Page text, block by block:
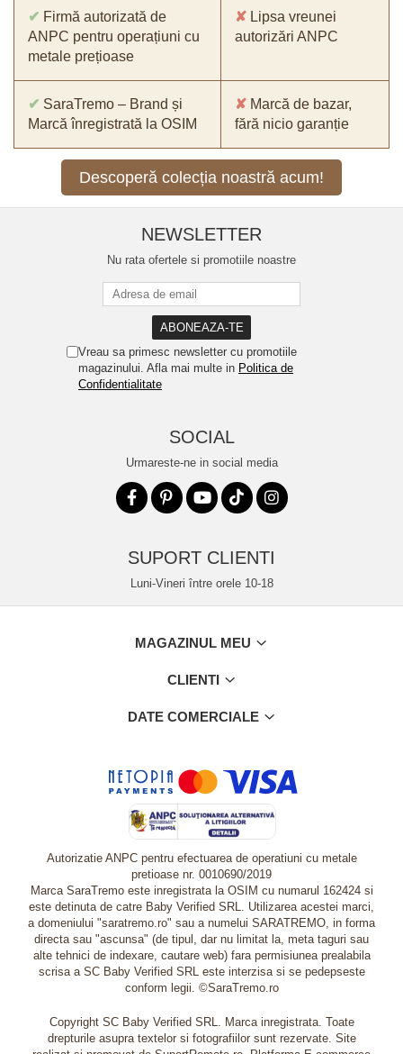
✔ Firmă autorizată de
ANPC pentru operațiuni cu
metale prețioase
✘ Lipsa vreunei
autorizări ANPC
✔ SaraTremo – Brand și
Marcă înregistrată la OSIM
✘ Marcă de bazar,
fără nicio garanție
Descoperă colecția noastră acum!
NEWSLETTER
Nu rata ofertele si promotiile noastre
Vreau sa primesc newsletter cu promotiile
magazinului. Afla mai multe in Politica de
Confidentialitate
SOCIAL
Urmareste-ne in social media
SUPORT CLIENTI
Luni-Vineri între orele 10-18
MAGAZINUL MEU
CLIENTI
DATE COMERCIALE
Autorizatie ANPC pentru efectuarea de operatiuni cu metale
pretioase nr. 0010690/2019
Marca SaraTremo este inregistrata la OSIM cu numarul 162424 si
este detinuta de catre Baby Verified SRL. Utilizarea acestei marci,
a domeniului "saratremo.ro" sau a numelui SARATREMO, in forma
directa sau "ascunsa" (de tipul, dar nu limitat la, meta taguri sau
alte tehnici de indexare, cautare web) fara permisiunea prealabila
scrisa a SC Baby Verified SRL este interzisa si se pedepseste
conform legii. ©SaraTremo.ro
Copyright SC Baby Verified SRL. Marca inregistrata. Toate
drepturile asupra textelor si fotografiilor sunt rezervate. Site